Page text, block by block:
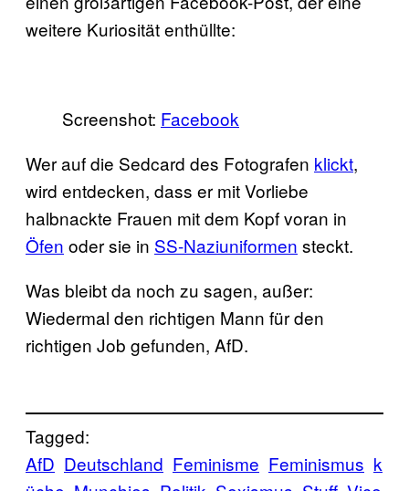
weitere Kuriosität enthüllte:
Screenshot: Facebook
Wer auf die Sedcard des Fotografen klickt,
wird entdecken, dass er mit Vorliebe
halbnackte Frauen mit dem Kopf voran in
Öfen oder sie in SS-Naziuniformen steckt.
Was bleibt da noch zu sagen, außer:
Wiedermal den richtigen Mann für den
richtigen Job gefunden, AfD.
Tagged:
AfD Deutschland Feminisme Feminismus k